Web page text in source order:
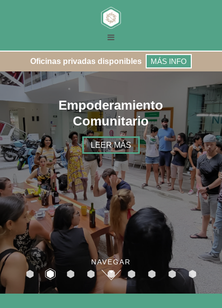
Oficinas privadas disponibles MÁS INFO
Empoderamiento
Comunitario
LEER MÁS
NAVEGAR